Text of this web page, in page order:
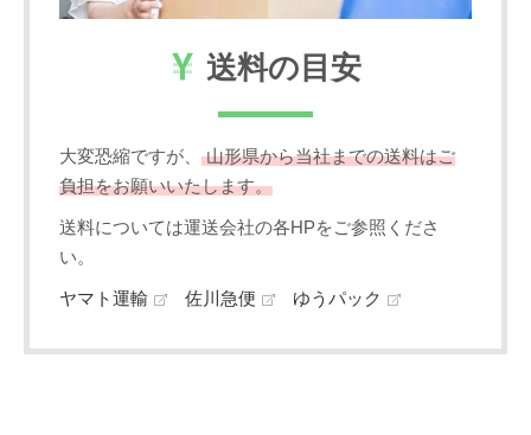
送料の目安
大変恐縮ですが、 山形県から当社までの送料はご
負担をお願いいたします。
送料については運送会社の各HPをご参照くださ
い。
ヤマト運輸 佐川急便 ゆうパック